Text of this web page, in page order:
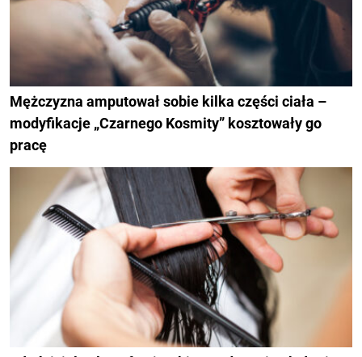
Mężczyzna amputował sobie kilka części ciała –
modyfikacje „Czarnego Kosmity” kosztowały go
pracę